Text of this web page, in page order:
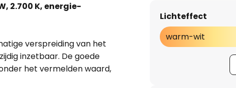
2.700 K, energie-
verspreiding van het
inzetbaar. De goede
het vermelden waard,
en helder licht belooft.
Lichteffect
warm-wit